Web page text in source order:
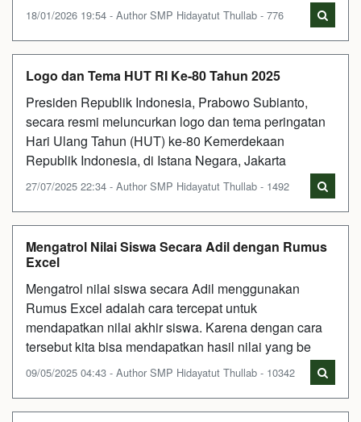
18/01/2026 19:54 - Author SMP Hidayatut Thullab - 776
Logo dan Tema HUT RI Ke-80 Tahun 2025
Presiden Republik Indonesia, Prabowo Subianto,
secara resmi meluncurkan logo dan tema peringatan
Hari Ulang Tahun (HUT) ke-80 Kemerdekaan
Republik Indonesia, di Istana Negara, Jakarta
27/07/2025 22:34 - Author SMP Hidayatut Thullab - 1492
Mengatrol Nilai Siswa Secara Adil dengan Rumus
Excel
Mengatrol nilai siswa secara Adil menggunakan
Rumus Excel adalah cara tercepat untuk
mendapatkan nilai akhir siswa. Karena dengan cara
tersebut kita bisa mendapatkan hasil nilai yang be
09/05/2025 04:43 - Author SMP Hidayatut Thullab - 10342